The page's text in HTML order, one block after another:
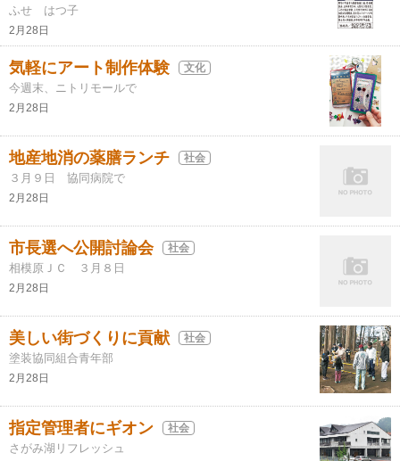
ふせ はつ子
2月28日
気軽にアート制作体験 文化
今週末、ニトリモールで
2月28日
地産地消の薬膳ランチ 社会
３月９日 協同病院で
2月28日
市長選へ公開討論会 社会
相模原ＪＣ ３月８日
2月28日
美しい街づくりに貢献 社会
塗装協同組合青年部
2月28日
指定管理者にギオン 社会
さがみ湖リフレッシュ